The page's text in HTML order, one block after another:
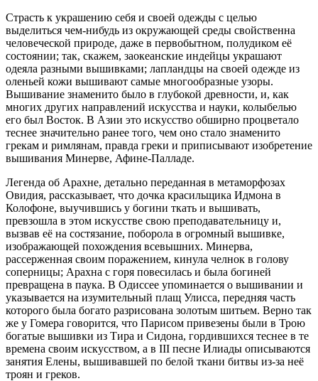
Страсть к украшению себя и своей одежды с целью
выделиться чем-нибудь из окружающей среды свойственна
человеческой природе, даже в первобытном, полудиком её
состоянии; так, скажем, заокеанские индейцы украшают
одеяла разными вышивками; лапландцы на своей одежде из
оленьей кожи вышивают самые многообразные узоры.
Вышивание знаменито было в глубокой древности, и, как
многих других направлений искусства и науки, колыбелью
его был Восток. В Азии это искусство обширно процветало
теснее значительно ранее того, чем оно стало знаменито
грекам и римлянам, правда греки и приписывают изобретение
вышивания Минерве, Афине-Палладе.
Легенда об Арахне, детально переданная в метаморфозах
Овидия, рассказывает, что дочка красильщика Идмона в
Колофоне, выучившись у богини ткать и вышивать,
превзошла в этом искусстве свою преподавательницу и,
вызвав её на состязание, поборола в огромный вышивке,
изображающей похождения всевышних. Минерва,
рассерженная своим поражением, кинула челнок в голову
соперницы; Арахна с горя повесилась и была богиней
превращена в паука. В Одиссее упоминается о вышивании и
указывается на изумительный плащ Улисса, передняя часть
которого была богато разрисована золотым шитьем. Верно так
же у Гомера говорится, что Парисом привезены были в Трою
богатые вышивки из Тира и Сидона, гордившихся теснее в те
времена своим искусством, а в III песне Илиады описываются
занятия Елены, вышивавшей по белой ткани битвы из-за неё
троян и греков.